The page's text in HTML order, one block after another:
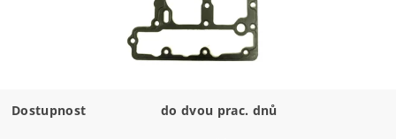
Dostupnost do dvou prac. dnů